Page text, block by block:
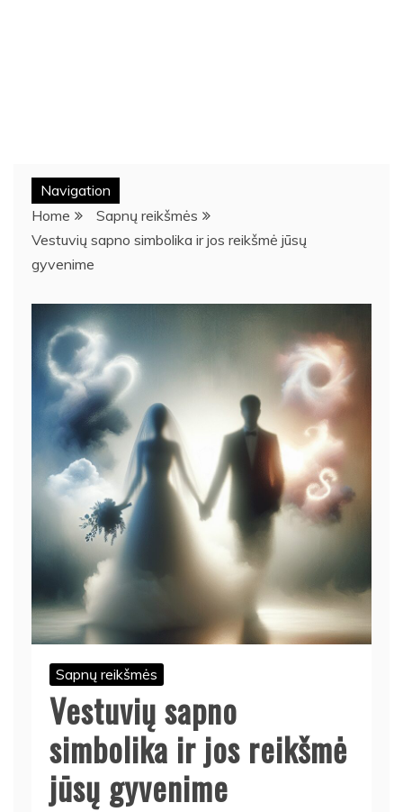
Navigation
Home
Sapnų reikšmės
Vestuvių sapno simbolika ir jos reikšmė jūsų
gyvenime
Sapnų reikšmės
Vestuvių sapno
simbolika ir jos reikšmė
jūsų gyvenime